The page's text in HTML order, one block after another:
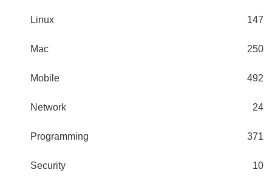
Linux 147
Mac 250
Mobile 492
Network 24
Programming 371
Security 10